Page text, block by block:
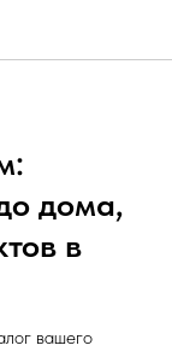
дома,
в
вашего